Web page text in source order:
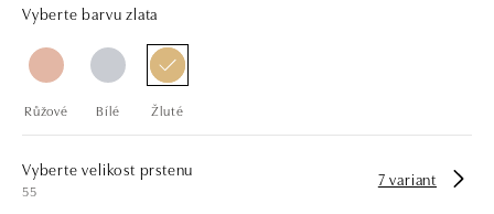
Vyberte barvu zlata
Růžové Bílé Žluté
Vyberte velikost prstenu
55
7 variant